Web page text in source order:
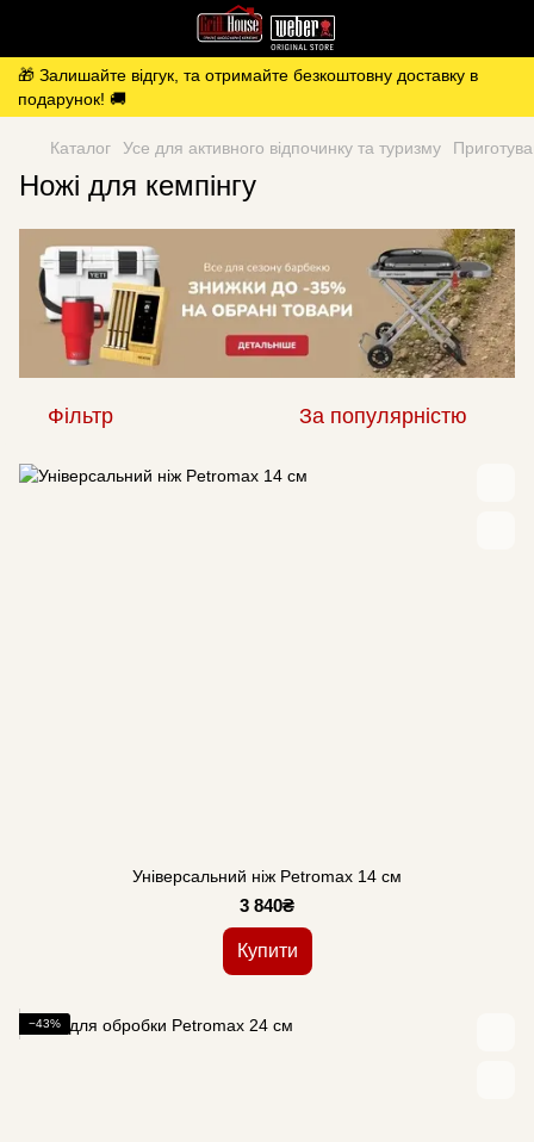
🎁 Залишайте відгук, та отримайте безкоштовну доставку в
подарунок! 🚚
Каталог Усе для активного відпочинку та туризму
Ножі для кемпінгу
Фільтр За популярністю
Універсальний ніж Petromax 14 см
3 840₴
Купити
−43%